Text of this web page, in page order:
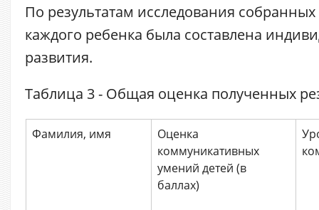
По результатам исследования
каждого ребенка была составлена
развития.
Таблица 3 - Общая оценка полученных
Фамилия, имя
Оценка
коммуникативных
умений детей (в
баллах)